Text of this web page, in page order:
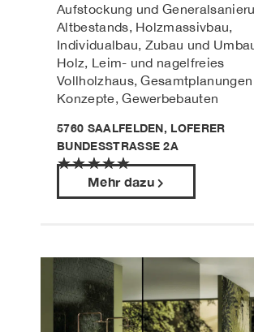
Aufstockung und
Altbestands, Holzmassivbau,
Individualbau, Zubau und
Holz, Leim- und nagelfreies
Vollholzhaus,
Konzepte, Gewerbebauten
5760 SAALFELDEN, LOFERER
BUNDESSTRASSE 2A
★★★★★
Mehr dazu